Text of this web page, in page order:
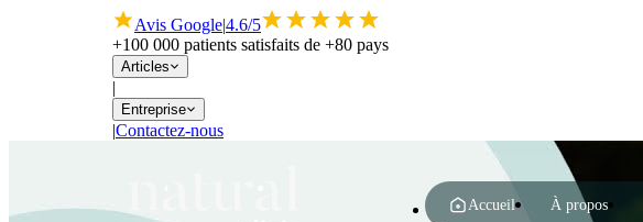
Avis Google|4.6/5
+100 000 patients satisfaits de +80 pays
Articles
|
Entreprise
|Contactez-nous
Accueil À propos